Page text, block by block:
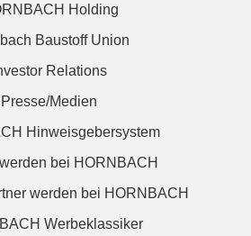
Holding
Baustoff Union
Relations
Presse/Medien
Hinweisgebersystem
bei HORNBACH
werden bei HORNBACH
Werbeklassiker